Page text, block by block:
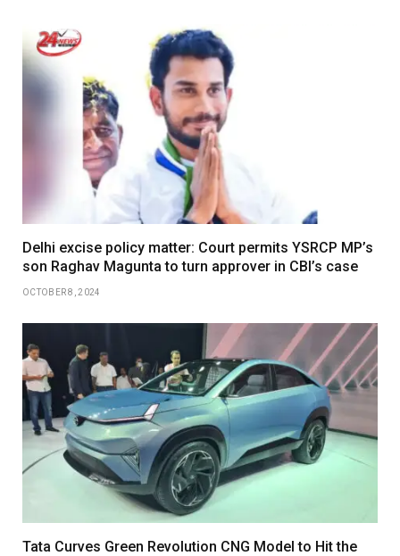
Delhi excise policy matter: Court permits YSRCP MP’s
son Raghav Magunta to turn approver in CBI’s case
OCTOBER 8, 2024
Tata Curves Green Revolution CNG Model to Hit the